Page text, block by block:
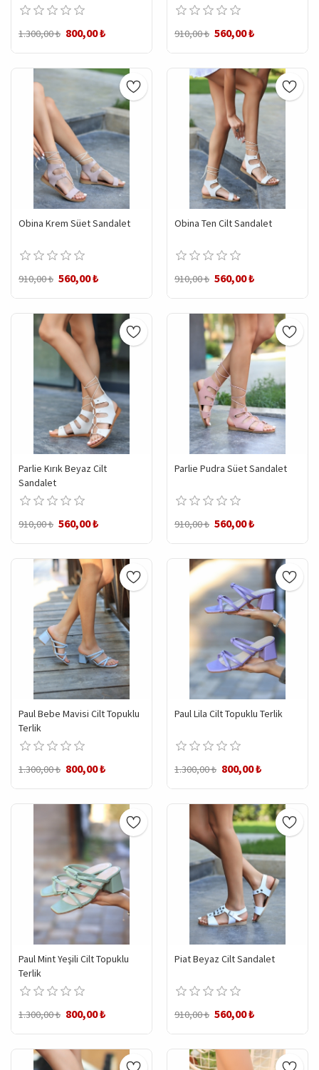
1.300,00 ₺ 800,00 ₺ 910,00 ₺ 560,00 ₺
Obina Krem Süet Sandalet
910,00 ₺ 560,00 ₺
Obina Ten Cilt Sandalet
910,00 ₺ 560,00 ₺
Parlie Kırık Beyaz Cilt
Sandalet
910,00 ₺ 560,00 ₺
Parlie Pudra Süet Sandalet
910,00 ₺ 560,00 ₺
Paul Bebe Mavisi Cilt Topuklu
Terlik
1.300,00 ₺ 800,00 ₺
Paul Lila Cilt Topuklu Terlik
1.300,00 ₺ 800,00 ₺
Paul Mint Yeşili Cilt Topuklu
Terlik
1.300,00 ₺ 800,00 ₺
Piat Beyaz Cilt Sandalet
910,00 ₺ 560,00 ₺